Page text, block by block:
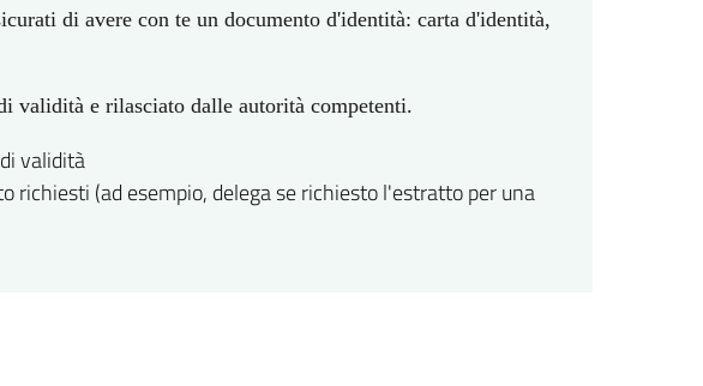
di avere con te un documento d'identità: carta d'identità,
validità e rilasciato dalle autorità competenti.
validità
richiesti (ad esempio, delega se richiesto l'estratto per una